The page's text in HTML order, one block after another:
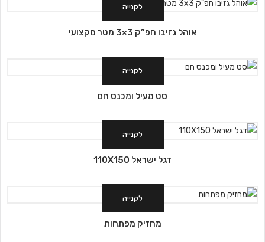
לקנייה
אוהל גזיבו חפ”ק 3×3 מטר מקצועי
לקנייה
סט מעיל ומכנס חם
לקנייה
דגל ישראל 110X150
לקנייה
מחזיק מפתחות